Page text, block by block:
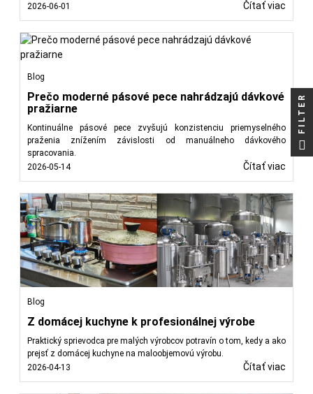
2026-06-01 Čítať viac
Blog
Prečo moderné pásové pece nahrádzajú dávkové
pražiarne
Kontinuálne pásové pece zvyšujú konzistenciu priemyselného
praženia znížením závislosti od manuálneho dávkového
spracovania.
2026-05-14
Čítať viac
Blog
Z domácej kuchyne k profesionálnej výrobe
Praktický sprievodca pre malých výrobcov potravín o tom, kedy a ako
prejsť z domácej kuchyne na maloobjemovú výrobu.
2026-04-13
Čítať viac
FILTER